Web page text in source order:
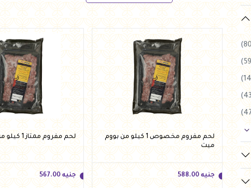
(1)
لحم مفروم مخصوص 1 كيلو من بووم
ميت
جنيه 588.00
لحم مفروم ممتاز 1 كيلو من بووم ميت
جنيه 567.00